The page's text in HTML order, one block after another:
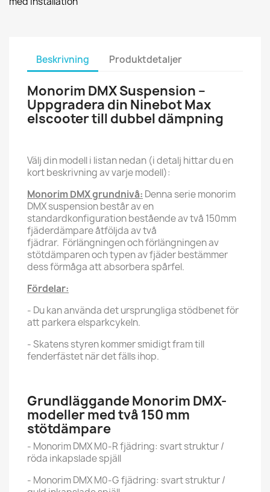
Beskrivning Produktdetaljer
Monorim DMX Suspension –
Uppgradera din Ninebot Max
elscooter till dubbel dämpning
Välj din modell i listan nedan (i detalj hittar du en
kort beskrivning av varje modell):
Monorim DMX grundnivå: Denna serie monorim
DMX suspension består av en
standardkonfiguration bestående av två 150mm
fjäderdämpare åtföljda av två
fjädrar. Förlängningen och förlängningen av
stötdämparen och typen av fjäder bestämmer
dess förmåga att absorbera spårfel.
Fördelar:
- Du kan använda det ursprungliga stödbenet för
att parkera elsparkcykeln.
- Skatens styren kommer smidigt fram till
fenderfästet när det fälls ihop.
Grundläggande Monorim DMX-
modeller med två 150 mm
stötdämpare
- Monorim DMX M0-R fjädring: svart struktur /
röda inkapslade spjäll
- Monorim DMX M0-G fjädring: svart struktur /